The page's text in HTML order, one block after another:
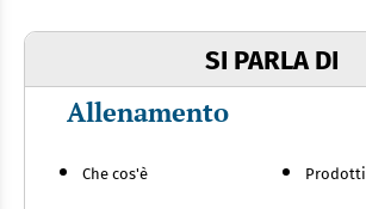
SI PARLA DI
Allenamento
Che cos'è Prodotti